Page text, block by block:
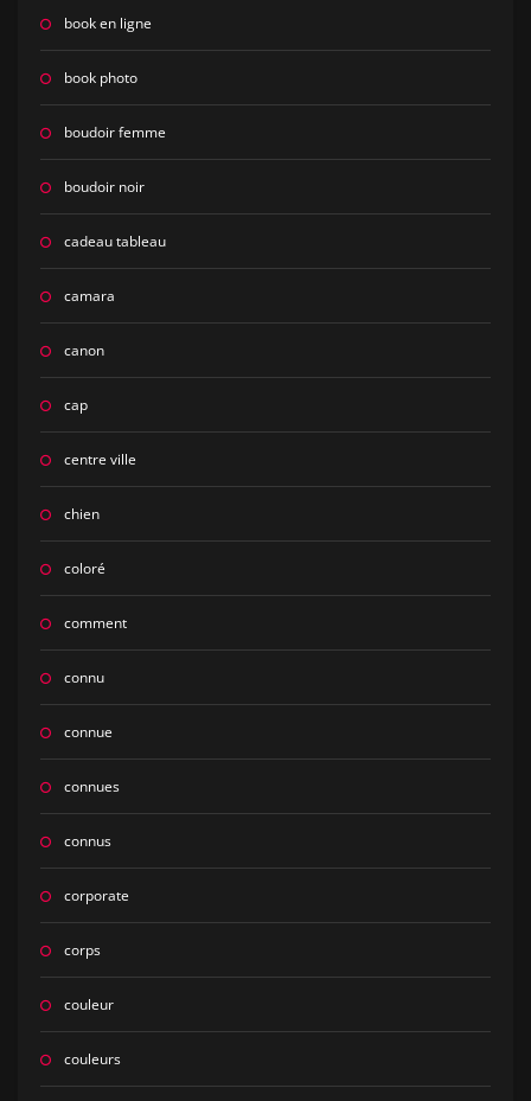
book en ligne
book photo
boudoir femme
boudoir noir
cadeau tableau
camara
canon
cap
centre ville
chien
coloré
comment
connu
connue
connues
connus
corporate
corps
couleur
couleurs